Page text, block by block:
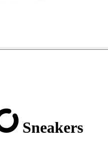
Sneakers